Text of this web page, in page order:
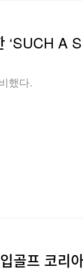
‘SUCH A
했다.
골프 코리